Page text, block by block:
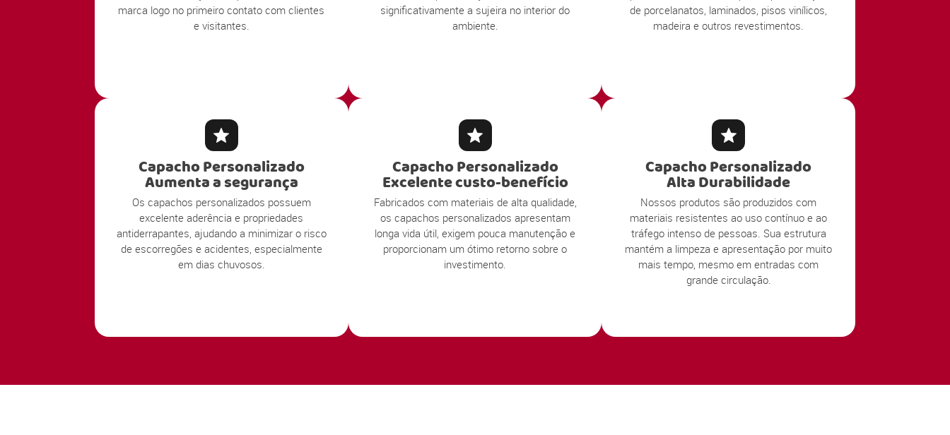
marca logo no primeiro contato com clientes
e visitantes.
significativamente a sujeira no interior do
ambiente.
de porcelanatos, laminados, pisos vinílicos,
madeira e outros revestimentos.
Capacho Personalizado
Aumenta a segurança
Os capachos personalizados possuem
excelente aderência e propriedades
antiderrapantes, ajudando a minimizar o risco
de escorregões e acidentes, especialmente
em dias chuvosos.
Capacho Personalizado
Excelente custo-benefício
Fabricados com materiais de alta qualidade,
os capachos personalizados apresentam
longa vida útil, exigem pouca manutenção e
proporcionam um ótimo retorno sobre o
investimento.
Capacho Personalizado
Alta Durabilidade
Nossos produtos são produzidos com
materiais resistentes ao uso contínuo e ao
tráfego intenso de pessoas. Sua estrutura
mantém a limpeza e apresentação por muito
mais tempo, mesmo em entradas com
grande circulação.